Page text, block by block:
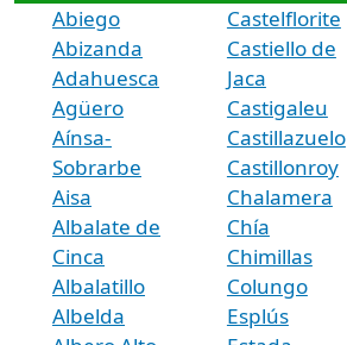
Abiego
Abizanda
Adahuesca
Agüero
Aínsa-
Sobrarbe
Aisa
Albalate de
Cinca
Albalatillo
Albelda
Castelflorite
Castiello de
Jaca
Castigaleu
Castillazuelo
Castillonroy
Chalamera
Chía
Chimillas
Colungo
Esplús